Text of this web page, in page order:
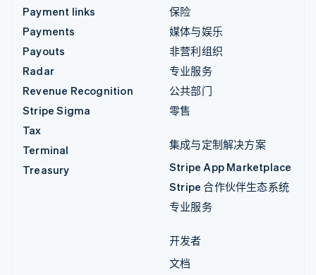
Payment links
Payments
Payouts
Radar
Revenue Recognition
Stripe Sigma
Tax
Terminal
Treasury
保险
媒体与娱乐
非营利组织
专业服务
公共部门
零售
集成与定制解决方案
Stripe App Marketplace
Stripe 合作伙伴生态系统
专业服务
开发者
文档